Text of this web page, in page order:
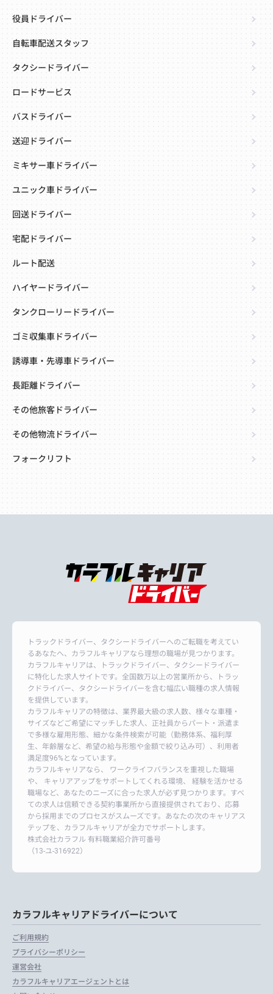
役員ドライバー
自転車配送スタッフ
タクシードライバー
ロードサービス
バスドライバー
送迎ドライバー
ミキサー車ドライバー
ユニック車ドライバー
回送ドライバー
宅配ドライバー
ルート配送
ハイヤードライバー
タンクローリードライバー
ゴミ収集車ドライバー
誘導車・先導車ドライバー
長距離ドライバー
その他旅客ドライバー
その他物流ドライバー
フォークリフト
トラックドライバー、タクシードライバーへのご転職を考えてい
るあなたへ、カラフルキャリアなら理想の職場が見つかります。
カラフルキャリアは、トラックドライバー、タクシードライバー
に特化した求人サイトです。全国数万以上の営業所から、トラッ
クドライバー、タクシードライバーを含む幅広い職種の求人情報
を提供しています。
カラフルキャリアの特徴は、業界最大級の求人数、様々な車種・
サイズなどご希望にマッチした求人、正社員からパート・派遣ま
で多様な雇用形態、細かな条件検索が可能（勤務体系、福利厚
生、年齢層など、希望の給与形態や金額で絞り込み可）、利用者
満足度96%となっています。
カラフルキャリアなら、 ワークライフバランスを重視した職場
や、 キャリアアップをサポートしてくれる環境、 経験を活かせる
職場など、あなたのニーズに合った求人が必ず見つかります。すべ
ての求人は信頼できる契約事業所から直接提供されており、応募
から採用までのプロセスがスムーズです。あなたの次のキャリアス
テップを、カラフルキャリアが全力でサポートします。
株式会社カラフル 有料職業紹介許可番号
（13-ユ-316922）
カラフルキャリアドライバーについて
ご利用規約
プライバシーポリシー
運営会社
カラフルキャリアエージェントとは